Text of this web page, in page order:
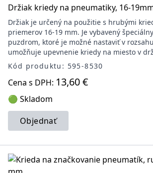
Držiak kriedy na pneumatiky, 16-
Držiak je určený na použitie s hrubými
priemerov 16-19 mm. Je vybavený
puzdrom, ktoré je možné nastaviť v
umožňuje upevnenie kriedy na miesto v
Kód produktu: 595-8530
Cena s DPH: 13,60 €
🟢 Skladom
Objednať